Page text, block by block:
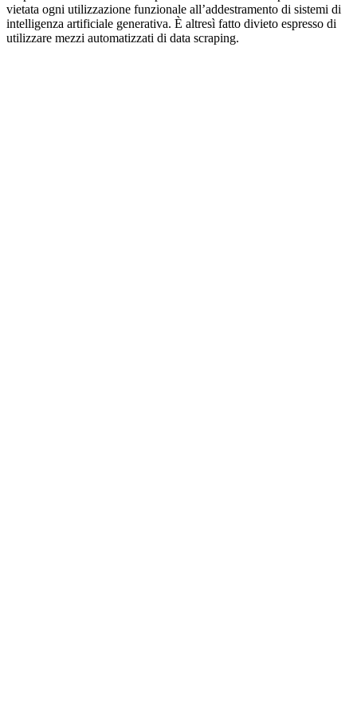
vietata ogni utilizzazione funzionale all’addestramento di sistemi di
intelligenza artificiale generativa. È altresì fatto divieto espresso di
utilizzare mezzi automatizzati di data scraping.